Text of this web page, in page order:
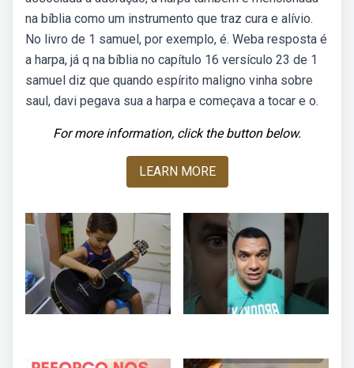
na bíblia como um instrumento que traz cura e alívio.
No livro de 1 samuel, por exemplo, é. Weba resposta é
a harpa, já q na bíblia no capítulo 16 versículo 23 de 1
samuel diz que quando espírito maligno vinha sobre
saul, davi pegava sua a harpa e começava a tocar e o.
For more information, click the button below.
LEARN MORE